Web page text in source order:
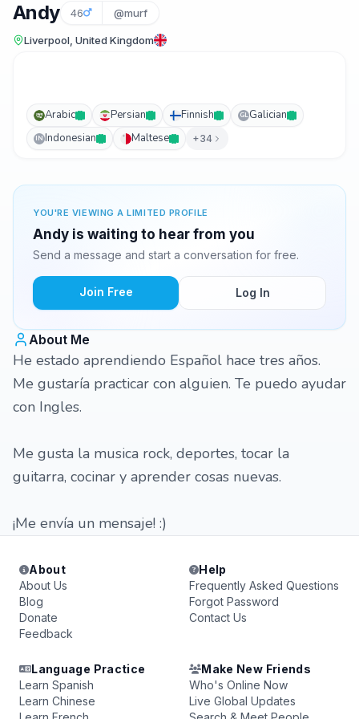
Andy 46 @murf
Liverpool, United Kingdom
Arabic Persian Finnish GL Galician
IN Indonesian Maltese +34
YOU'RE VIEWING A LIMITED PROFILE
Andy is waiting to hear from you
Send a message and start a conversation for free.
Join Free Log In
About Me
He estado aprendiendo Español hace tres años.
Me gustaría practicar con alguien. Te puedo ayudar
con Ingles.
Me gusta la musica rock, deportes, tocar la
guitarra, cocinar y aprender cosas nuevas.
¡Me envía un mensaje! :)
About
About Us
Blog
Donate
Feedback
Help
Frequently Asked Questions
Forgot Password
Contact Us
Language Practice
Learn Spanish
Learn Chinese
Make New Friends
Who's Online Now
Live Global Updates